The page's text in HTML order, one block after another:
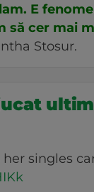
E
să cer mai
Stosur.
singles